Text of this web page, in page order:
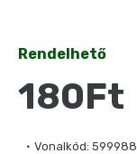
Vonalkód:
Rendelhető
180Ft